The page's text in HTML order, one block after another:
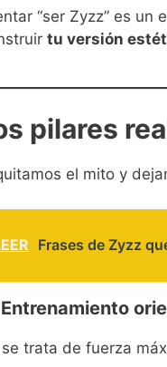
“ser Zyzz” es un
tu versión
pilares
el mito y
Frases de Zyzz
Entrenamiento
trata de fuerza